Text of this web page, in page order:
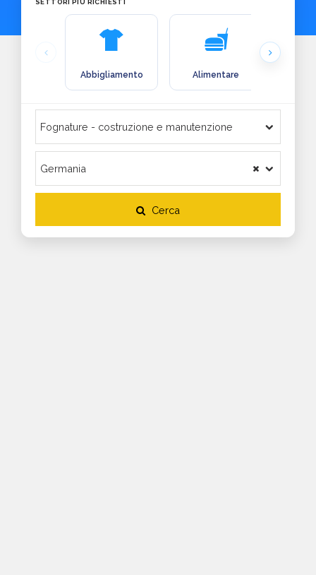
SETTORI PIÙ RICHIESTI
Abbigliamento Alimentare
Cerca